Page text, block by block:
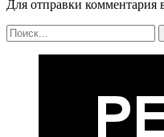
Для отправки комментария